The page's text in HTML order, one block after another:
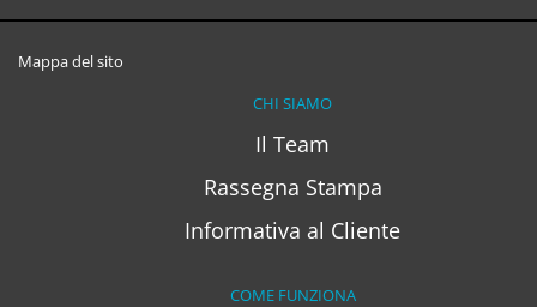
Mappa del sito
CHI SIAMO
Il Team
Rassegna Stampa
Informativa al Cliente
COME FUNZIONA